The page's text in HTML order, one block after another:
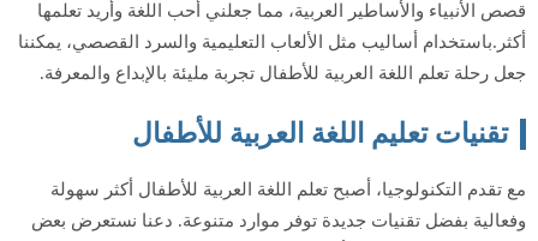
قصص الأنبياء والأساطير العربية، مما جعلني أُحب اللغة وأريد تعلمها
أكثر.باستخدام أساليب مثل الألعاب التعليمية والسرد القصصي، يمكننا
جعل رحلة تعلم اللغة العربية للأطفال تجربة مليئة بالإبداع والمعرفة.
تقنيات تعليم اللغة العربية للأطفال
مع تقدم التكنولوجيا، أصبح تعلم اللغة العربية للأطفال أكثر سهولة
وفعالية بفضل تقنيات جديدة توفر موارد متنوعة. دعنا نستعرض بعض